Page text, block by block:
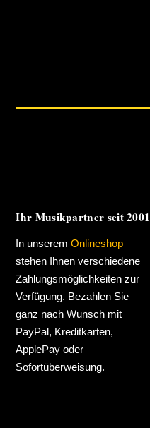
Ihr Musikpartner seit 2001
In unseremOnlineshop
stehen Ihnen verschiedene
Zahlungsmöglichkeiten zur
Verfügung. Bezahlen Sie
ganz nach Wunsch mit
PayPal, Kreditkarten,
ApplePay oder
Sofortüberweisung.